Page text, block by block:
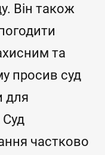
Він також
та
просив суд
для
Суд
частково